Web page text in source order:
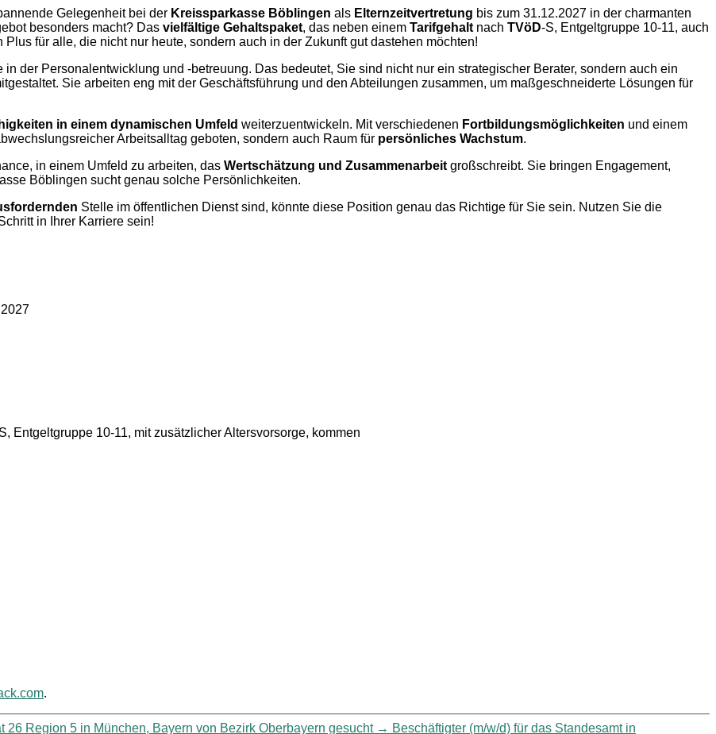
Gelegenheit bei der Kreissparkasse Böblingen als Elternzeitvertretung bis zum 31.12.2027 in der charmanten
besonders macht? Das vielfältige Gehaltspaket, das neben einem Tarifgehalt nach TVöD-S, Entgeltgruppe 10-11, auch
Plus für alle, die nicht nur heute, sondern auch in der Zukunft gut dastehen möchten!
der Personalentwicklung und -betreuung. Das bedeutet, Sie sind nicht nur ein strategischer Berater, sondern auch ein
Sie arbeiten eng mit der Geschäftsführung und den Abteilungen zusammen, um maßgeschneiderte Lösungen für
in einem dynamischen Umfeld weiterzuentwickeln. Mit verschiedenen Fortbildungsmöglichkeiten und einem
Arbeitsalltag geboten, sondern auch Raum für persönliches Wachstum.
in einem Umfeld zu arbeiten, das Wertschätzung und Zusammenarbeit großschreibt. Sie bringen Engagement,
Böblingen sucht genau solche Persönlichkeiten.
Stelle im öffentlichen Dienst sind, könnte diese Position genau das Richtige für Sie sein. Nutzen Sie die
in Ihrer Karriere sein!
Entgeltgruppe 10-11, mit zusätzlicher Altersvorsorge, kommen
.
Region 5 in München, Bayern von Bezirk Oberbayern gesucht → Beschäftigter (m/w/d) für das Standesamt in